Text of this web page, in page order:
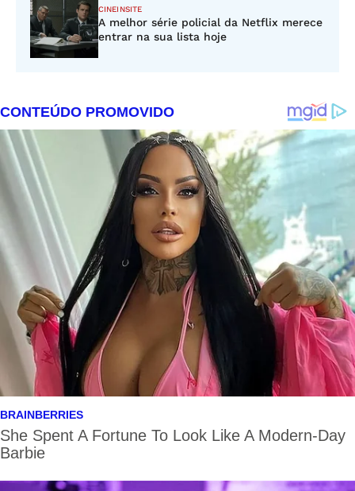
CINEINSITE
A melhor série policial da Netflix merece
entrar na sua lista hoje